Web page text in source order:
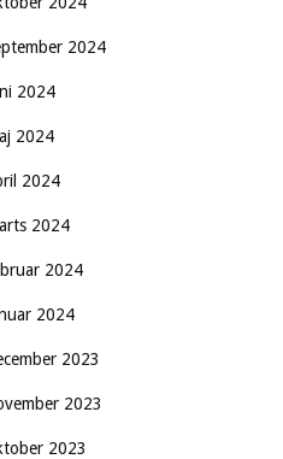
2024
2024
2024
2024
2024
2024
2024
2023
2023
2023